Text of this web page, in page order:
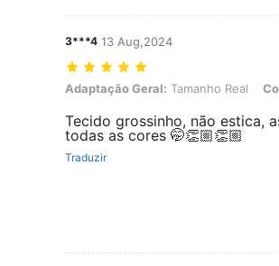
3***4 13 Aug,2024
Adaptação Geral: Tamanho Real, Cor:
Adaptação Geral: Tamanho Real
Tecido grossinho, não estica,
todas as cores 🤭👏🏼👏🏼
Traduzir